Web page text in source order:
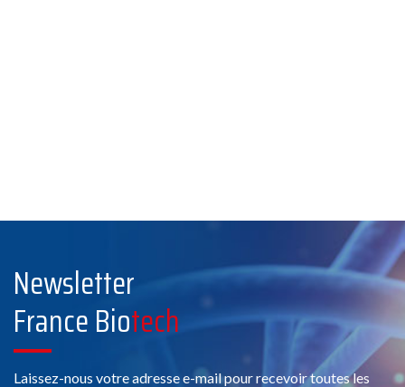
Newsletter
France Biotech
Laissez-nous votre adresse e-mail pour recevoir toutes les